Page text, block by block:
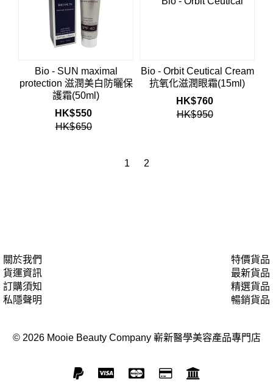
Bio - SUN maximal
protection 滋潤美白防曬保
護霜(50ml)
HK$550
HK$650
Bio - Orbit Ceutical Cream
抗氧化滋潤眼霜(15ml)
HK$760
HK$950
1 2
關於我們
貨運資訊
訂購須知
私隱聲明
特價貨品
最新貨品
精選貨品
暢銷貨品
© 2026 Mooie Beauty Company 嶄新醫學美容產品專門店